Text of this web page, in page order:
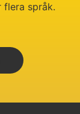
flera språk.